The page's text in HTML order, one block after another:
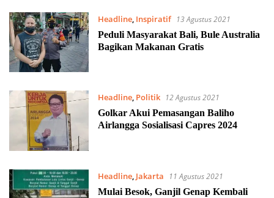
Headline, Inspiratif
13 Agustus 2021
Peduli Masyarakat Bali, Bule Australia
Bagikan Makanan Gratis
Headline, Politik
12 Agustus 2021
Golkar Akui Pemasangan Baliho
Airlangga Sosialisasi Capres 2024
Headline, Jakarta
11 Agustus 2021
Mulai Besok, Ganjil Genap Kembali